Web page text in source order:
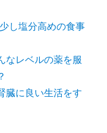
し塩分高めの食事
なレベルの薬を服
臓に良い生活をす